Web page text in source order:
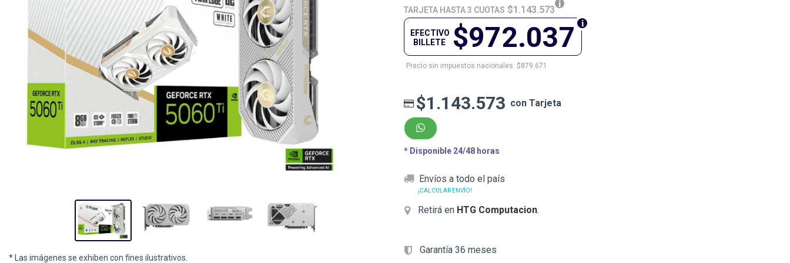
* Las imágenes se exhiben con fines ilustrativos.
TARJETA HASTA 3 CUOTAS $1.143.573
$972.037
EFECTIVO
BILLETE
Precio sin impuestos nacionales: $879.671
$1.143.573 con Tarjeta
* Disponible 24/48 horas
Envíos a todo el país
¡CALCULAR ENVÍO!
Retirá en HTG Computacion.
Garantía 36 meses